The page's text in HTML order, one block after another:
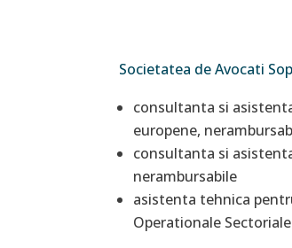
Societatea de Avocati
consultanta si
europene,
consultanta si
nerambursabile
asistenta tehnica
Operationale